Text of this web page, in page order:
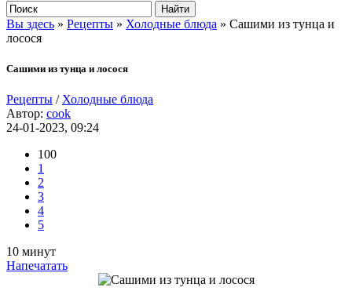
Вы здесь » Рецепты » Холодные блюда » Сашими из тунца и
лосося
Сашими из тунца и лосося
Рецепты / Холодные блюда
Автор: cook
24-01-2023, 09:24
100
1
2
3
4
5
10 минут
Напечатать